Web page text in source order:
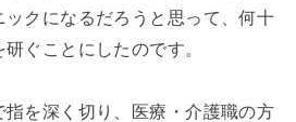
ックになるだろうと思って、何十
ぐことにしたのです。
を深く切り、医療・介護職の方